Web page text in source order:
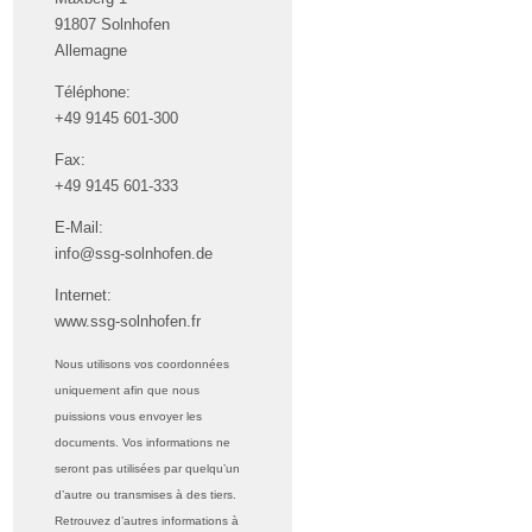
91807 Solnhofen
Allemagne
Téléphone:
+49 9145 601-300
Fax:
+49 9145 601-333
E-Mail:
info@ssg-solnhofen.de
Internet:
www.ssg-solnhofen.fr
Nous utilisons vos coordonnées
uniquement afin que nous
puissions vous envoyer les
documents. Vos informations ne
seront pas utilisées par quelqu’un
d’autre ou transmises à des tiers.
Retrouvez d’autres informations à